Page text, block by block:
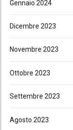
Gennaio 2024
Dicembre 2023
Novembre 2023
Ottobre 2023
Settembre 2023
Agosto 2023